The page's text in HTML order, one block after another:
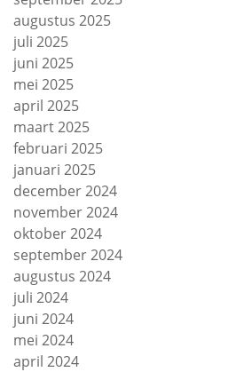
augustus 2025
juli 2025
juni 2025
mei 2025
april 2025
maart 2025
februari 2025
januari 2025
december 2024
november 2024
oktober 2024
september 2024
augustus 2024
juli 2024
juni 2024
mei 2024
april 2024